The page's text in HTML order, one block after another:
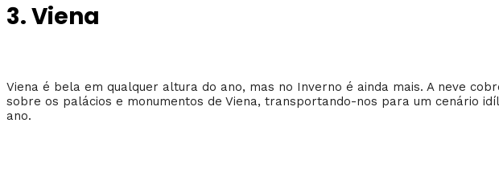
3. Viena
Viena é bela em qualquer altura do ano, mas no Inverno é ainda mais. A neve
sobre os palácios e monumentos de Viena, transportando-nos para um cenário
ano.